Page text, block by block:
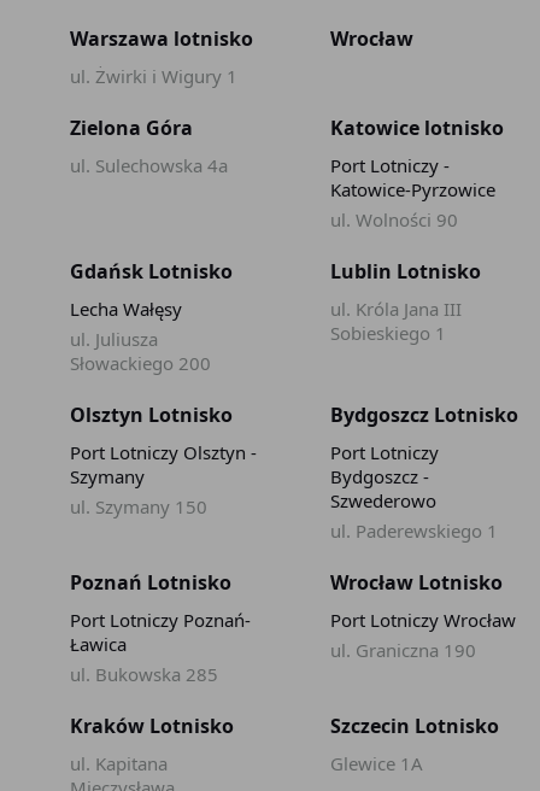
Warszawa lotnisko
ul. Żwirki i Wigury 1
Wrocław
Zielona Góra
ul. Sulechowska 4a
Katowice lotnisko
Port Lotniczy -
Katowice-Pyrzowice
ul. Wolności 90
Gdańsk Lotnisko
Lecha Wałęsy
ul. Juliusza
Słowackiego 200
Lublin Lotnisko
ul. Króla Jana III
Sobieskiego 1
Olsztyn Lotnisko
Port Lotniczy Olsztyn -
Szymany
ul. Szymany 150
Bydgoszcz Lotnisko
Port Lotniczy
Bydgoszcz -
Szwederowo
ul. Paderewskiego 1
Poznań Lotnisko
Port Lotniczy Poznań-
Ławica
ul. Bukowska 285
Wrocław Lotnisko
Port Lotniczy Wrocław
ul. Graniczna 190
Kraków Lotnisko
ul. Kapitana
Szczecin Lotnisko
Glewice 1A